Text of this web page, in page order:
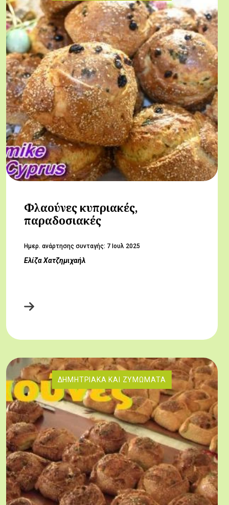
Φλαούνες κυπριακές,
παραδοσιακές
Hμερ. ανάρτησης συνταγής: 7 Ιουλ 2025
Ελίζα Χατζημιχαήλ
ΔΗΜΗΤΡΙΑΚΆ ΚΑΙ ΖΥΜΏΜΑΤΑ